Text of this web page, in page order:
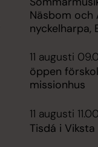
Näsbom och
nyckelharpa,
11 augusti
öppen
missionhus
11 augusti 11.00
Tisdá i Viksta